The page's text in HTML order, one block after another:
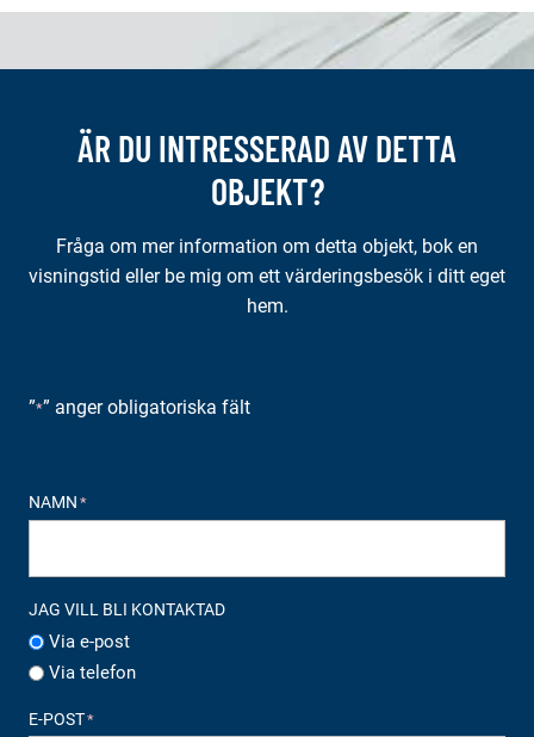
ÄR DU INTRESSERAD AV DETTA
OBJEKT?
Fråga om mer information om detta objekt, bok en
visningstid eller be mig om ett värderingsbesök i ditt eget
hem.
”*” anger obligatoriska fält
NAMN *
JAG VILL BLI KONTAKTAD
Via e-post
Via telefon
E-POST*